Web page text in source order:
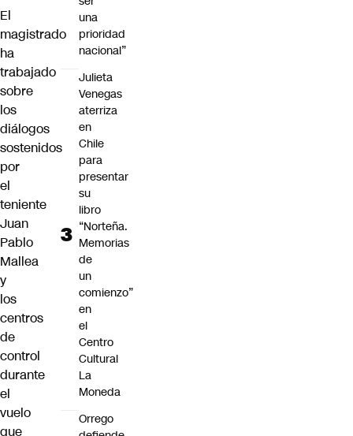
El
magistrado
ha
trabajado
sobre
los
diálogos
sostenidos
por
el
teniente
Juan
Pablo
Mallea
y
los
centros
de
control
durante
el
vuelo
que
una
prioridad
nacional”
Julieta
Venegas
aterriza
en
Chile
para
presentar
su
libro
“Norteña.
Memorias
de
un
comienzo”
en
el
Centro
Cultural
La
Moneda
Orrego